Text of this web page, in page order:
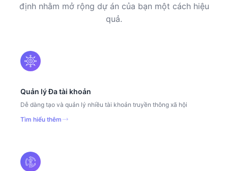
định nhằm mở rộng dự án của bạn một cách hiệu
quả.
Quản lý Đa tài khoản
Dễ dàng tạo và quản lý nhiều tài khoản truyền thông xã hội
Tìm hiểu thêm